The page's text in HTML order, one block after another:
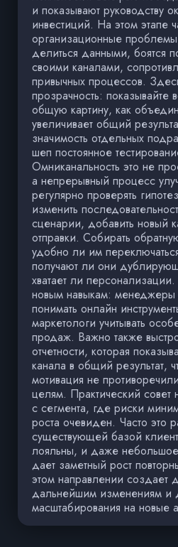
и показывают руководству
инвестиций. На этом этапе
организационные
делиться данными, боятся
своими каналами,
привычных процессов.
прозрачность: показывайте
общую картину, как
увеличивает общий
значимость отдельных
шеп постоянное
Омниканальность это не
а непрерывный процесс
регулярно проверять
изменить
сценарии, добавить новый
отправки. Собирать
удобно ли им
получают ли они
хватает ли
новым навыкам:
понимать онлайн
маркетологи учитывать
продаж. Важно также
отчетности, которая
канала в общий результат,
мотивация не
целям. Практический совет
с сегмента, где риски
роста очевиден. Часто это
существующей базой
лояльны, и даже
дает заметный рост
этом направлении создает
дальнейшим изменениям и
масштабирования на новые